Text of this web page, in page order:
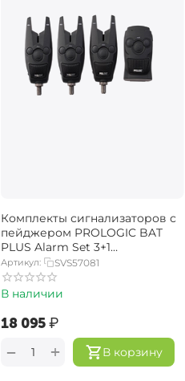
Комплекты сигнализаторов с
пейджером PROLOGIC BAT
PLUS Alarm Set 3+1
(Red/Green/Blue)
Артикул: SVS57081
В наличии
‍18 095‍₽
В корзину
+
−